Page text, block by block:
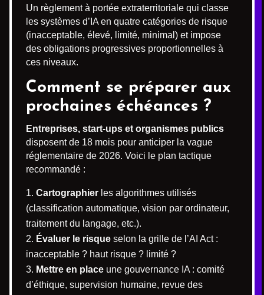
Un règlement à portée extraterritoriale qui classe
les systèmes d’IA en quatre catégories de risque
(inacceptable, élevé, limité, minimal) et impose
des obligations progressives proportionnelles à
ces niveaux.
Comment se préparer aux
prochaines échéances ?
Entreprises, start-ups et organismes publics
disposent de 18 mois pour anticiper la vague
réglementaire de 2026. Voici le plan tactique
recommandé :
Cartographier les algorithmes utilisés
(classification automatique, vision par ordinateur,
traitement du langage, etc.).
Évaluer le risque selon la grille de l’AI Act :
inacceptable ? haut risque ? limité ?
Mettre en place une gouvernance IA : comité
d’éthique, supervision humaine, revue des